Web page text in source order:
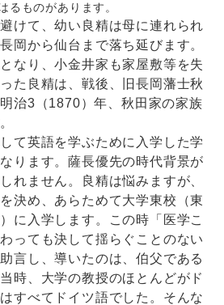
るものがあります。
けて、幼い良精は母に連れられ
岡から仙台まで落ち延びます。
なり、小金井家も家屋敷等を失
た良精は、戦後、旧長岡藩士秋
治3（1870）年、秋田家の家族
て英語を学ぶために入学した学
ります。薩長優先の時代背景が
れません。良精は悩みますが、
決め、あらためて大学東校（東
に入学します。この時「医学こ
っても決して揺らぐことのない
言し、導いたのは、伯父である
時、大学の教授のほとんどがド
すべてドイツ語でした。そんな